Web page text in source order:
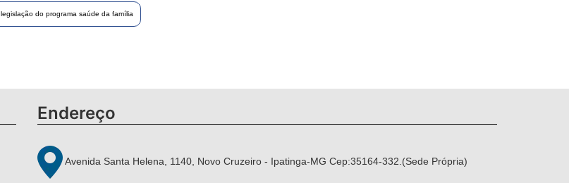
legislação do programa saúde da família
Endereço
Avenida Santa Helena, 1140, Novo Cruzeiro - Ipatinga-MG Cep:35164-332.(Sede Própria)